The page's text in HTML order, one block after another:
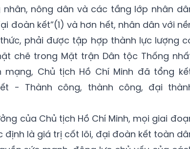
nông dân và các tầng lớp nhân
đoàn kết”(1) và hơn hết, nhân dân với
phải được tập hợp thành lực lượng
chẽ trong Mặt trận Dân tộc Thống
Chủ tịch Hồ Chí Minh đã tổng
- Thành công, thành công, đại
của Chủ tịch Hồ Chí Minh, mọi giai
là giá trị cốt lõi, đại đoàn kết toàn